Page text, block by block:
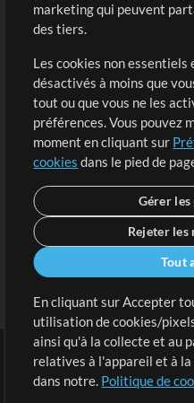
Contenu gratuit
Demander les pistes
Extras
Sessions
Soumettre votre contenu
Listes de lecture
Conférence MT
Conditions |
marketing qui peuvent
des tiers.
Les cookies non
désactivés à moins que
tout ou que vous ne les
préférences. Vous pouvez
moment en cliquant sur
cookies dans le pied de
Gérer
Rejeter les
Tout
En cliquant sur Accepter
utilisation de cookies/
ainsi qu'à la collecte et au
relatives à l'appareil et à
dans notre. Politique de